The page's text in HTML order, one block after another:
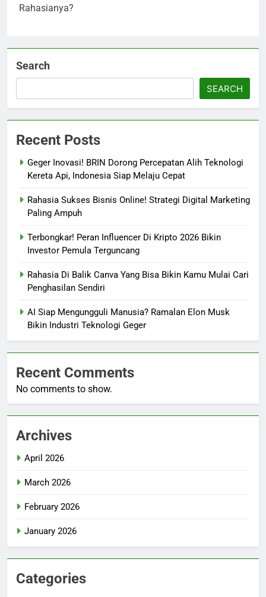
Search
SEARCH
Recent Posts
Geger Inovasi! BRIN Dorong Percepatan Alih Teknologi
Kereta Api, Indonesia Siap Melaju Cepat
Rahasia Sukses Bisnis Online! Strategi Digital Marketing
Paling Ampuh
Terbongkar! Peran Influencer Di Kripto 2026 Bikin
Investor Pemula Terguncang
Rahasia Di Balik Canva Yang Bisa Bikin Kamu Mulai Cari
Penghasilan Sendiri
AI Siap Mengungguli Manusia? Ramalan Elon Musk
Bikin Industri Teknologi Geger
Recent Comments
No comments to show.
Archives
April 2026
March 2026
February 2026
January 2026
Categories